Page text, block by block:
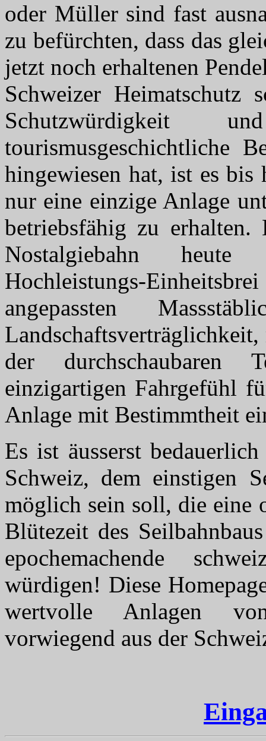
oder Müller sind fast
zu befürchten, dass das
jetzt noch erhaltenen
Schweizer
tourismusgeschichtliche
hingewiesen hat, ist es bis
nur eine einzige Anlage
betriebsfähig zu
Nostalgiebahn
heute
Hochleistungs-Einheitsbrei
angepassten
Landschaftsverträglichkeit,
der durchschaubaren
einzigartigen Fahrgefühl
Anlage mit Bestimmtheit
Es ist äusserst
Schweiz, dem einstigen
möglich sein soll, die eine
Blütezeit des
epochemachende
würdigen! Diese
wertvolle Anlagen
vorwiegend aus der